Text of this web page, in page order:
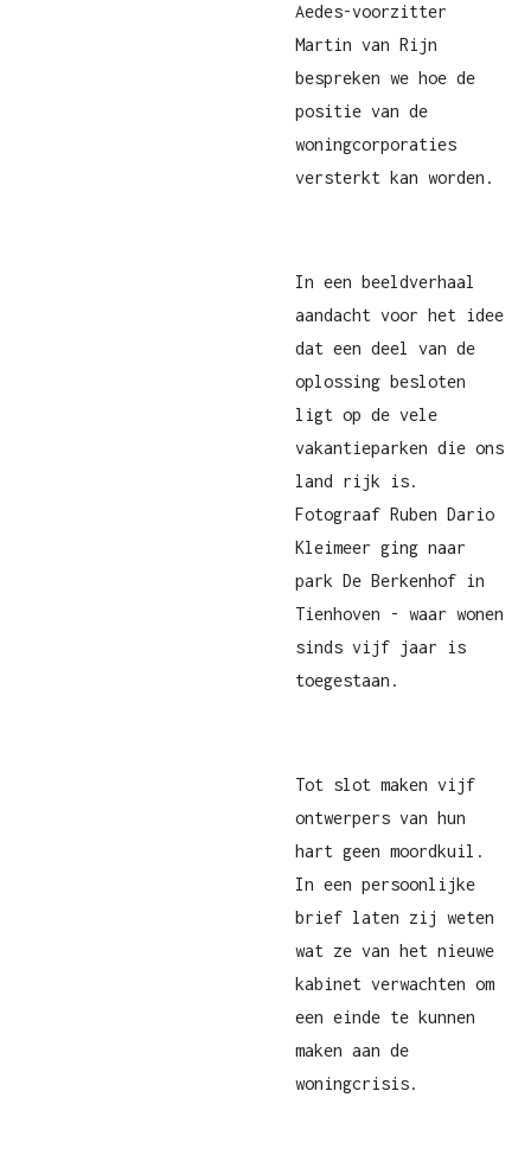
Aedes-voorzitter
Martin van Rijn
bespreken we hoe de
positie van de
woningcorporaties
versterkt kan worden.
In een beeldverhaal
aandacht voor het idee
dat een deel van de
oplossing besloten
ligt op de vele
vakantieparken die ons
land rijk is.
Fotograaf Ruben Dario
Kleimeer ging naar
park De Berkenhof in
Tienhoven - waar wonen
sinds vijf jaar is
toegestaan.
Tot slot maken vijf
ontwerpers van hun
hart geen moordkuil.
In een persoonlijke
brief laten zij weten
wat ze van het nieuwe
kabinet verwachten om
een einde te kunnen
maken aan de
woningcrisis.